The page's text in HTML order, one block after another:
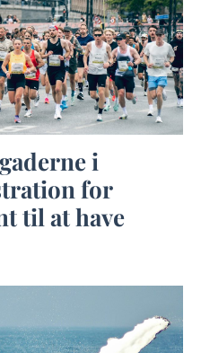
i
for
til at have